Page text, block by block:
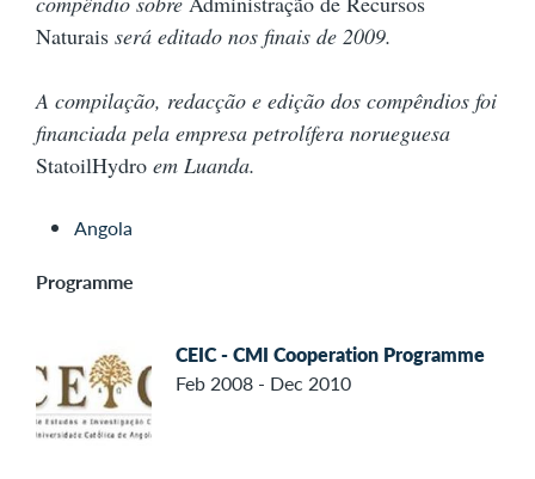
Naturais será editado nos finais de 2009.
A compilação, redacção e edição dos compêndios foi
financiada pela empresa petrolífera norueguesa
StatoilHydro em Luanda.
Angola
Programme
CEIC - CMI Cooperation Programme
Feb 2008 - Dec 2010